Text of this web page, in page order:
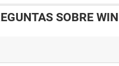
SOBRE